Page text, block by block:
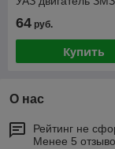
64 руб.
Купить
О нас
Рейтинг не
Менее 5